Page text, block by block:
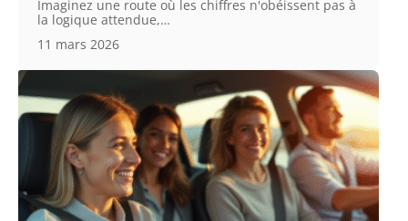
Imaginez une route où les chiffres n'obéissent pas à
la logique attendue,…
11 mars 2026